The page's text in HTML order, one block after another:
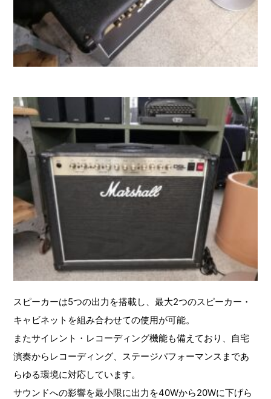
スピーカーは5つの出力を搭載し、最大2つのスピーカー・
キャビネットを組み合わせての使用が可能。
またサイレント・レコーディング機能も備えており、自宅
演奏からレコーディング、ステージパフォーマンスまであ
らゆる環境に対応しています。
サウンドへの影響を最小限に出力を40Wから20Wに下げら